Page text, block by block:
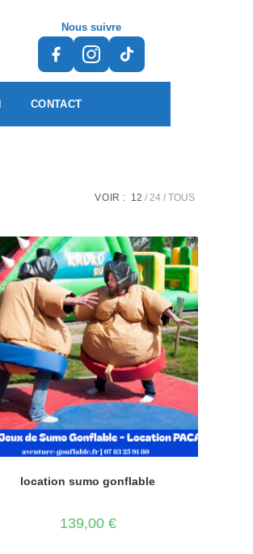
Nous suivre
CONTACT
VOIR : 12 24 TOUS
location sumo gonflable
139,00 €